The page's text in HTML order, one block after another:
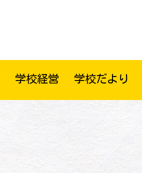
学校経営 学校だより